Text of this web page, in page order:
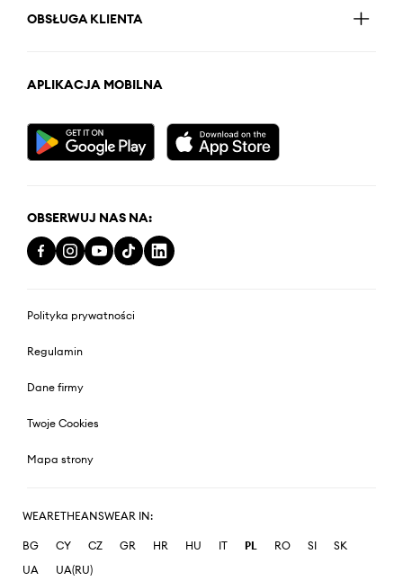
OBSŁUGA KLIENTA
APLIKACJA MOBILNA
OBSERWUJ NAS NA:
Polityka prywatności
Regulamin
Dane firmy
Twoje Cookies
Mapa strony
WEARETHEANSWEAR IN:
BG CY CZ GR HR HU IT PL RO SI
SK
UA
UA(RU)